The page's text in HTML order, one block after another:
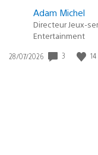
Adam Michel
Directeur Jeux-
Entertainment
Date
28/07/2026 3 14